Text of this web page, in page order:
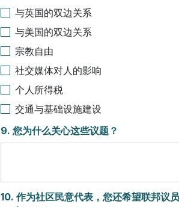
与英国的双边关系
与美国的双边关系
宗教自由
社交媒体对人的影响
个人所得税
交通与基础设施建设
9. 您为什么关心这些议题？
10. 作为社区民意代表，您还希望联邦议